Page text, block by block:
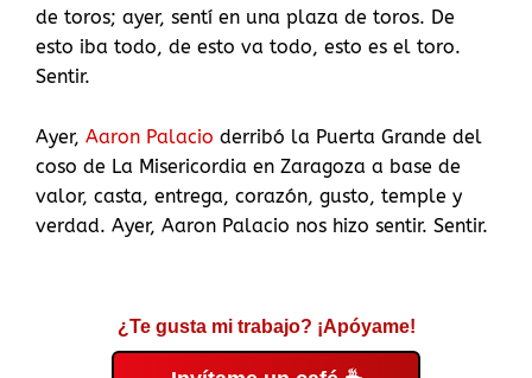
de toros; ayer, sentí en una plaza de toros. De
esto iba todo, de esto va todo, esto es el toro.
Sentir.
Ayer, Aaron Palacio derribó la Puerta Grande del
coso de La Misericordia en Zaragoza a base de
valor, casta, entrega, corazón, gusto, temple y
verdad. Ayer, Aaron Palacio nos hizo sentir. Sentir.
¿Te gusta mi trabajo? ¡Apóyame!